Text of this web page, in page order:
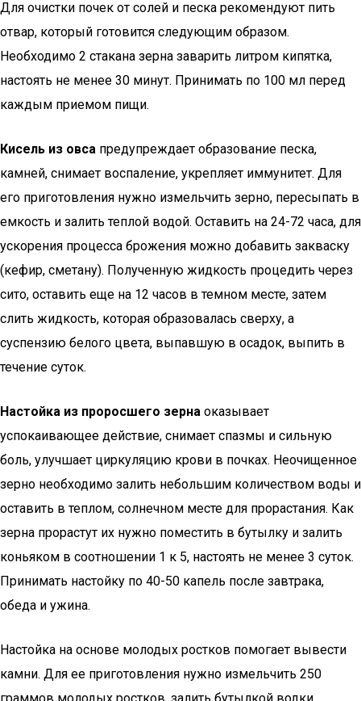
Для очистки почек от солей и песка рекомендуют пить
отвар, который готовится следующим образом.
Необходимо 2 стакана зерна заварить литром кипятка,
настоять не менее 30 минут. Принимать по 100 мл перед
каждым приемом пищи.
Кисель из овса предупреждает образование песка,
камней, снимает воспаление, укрепляет иммунитет. Для
его приготовления нужно измельчить зерно, пересыпать в
емкость и залить теплой водой. Оставить на 24-72 часа, для
ускорения процесса брожения можно добавить закваску
(кефир, сметану). Полученную жидкость процедить через
сито, оставить еще на 12 часов в темном месте, затем
слить жидкость, которая образовалась сверху, а
суспензию белого цвета, выпавшую в осадок, выпить в
течение суток.
Настойка из проросшего зерна оказывает
успокаивающее действие, снимает спазмы и сильную
боль, улучшает циркуляцию крови в почках. Неочищенное
зерно необходимо залить небольшим количеством воды и
оставить в теплом, солнечном месте для прорастания. Как
зерна прорастут их нужно поместить в бутылку и залить
коньяком в соотношении 1 к 5, настоять не менее 3 суток.
Принимать настойку по 40-50 капель после завтрака,
обеда и ужина.
Настойка на основе молодых ростков помогает вывести
камни. Для ее приготовления нужно измельчить 250